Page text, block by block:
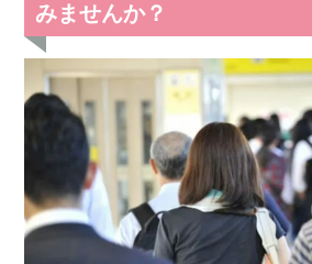
みませんか？